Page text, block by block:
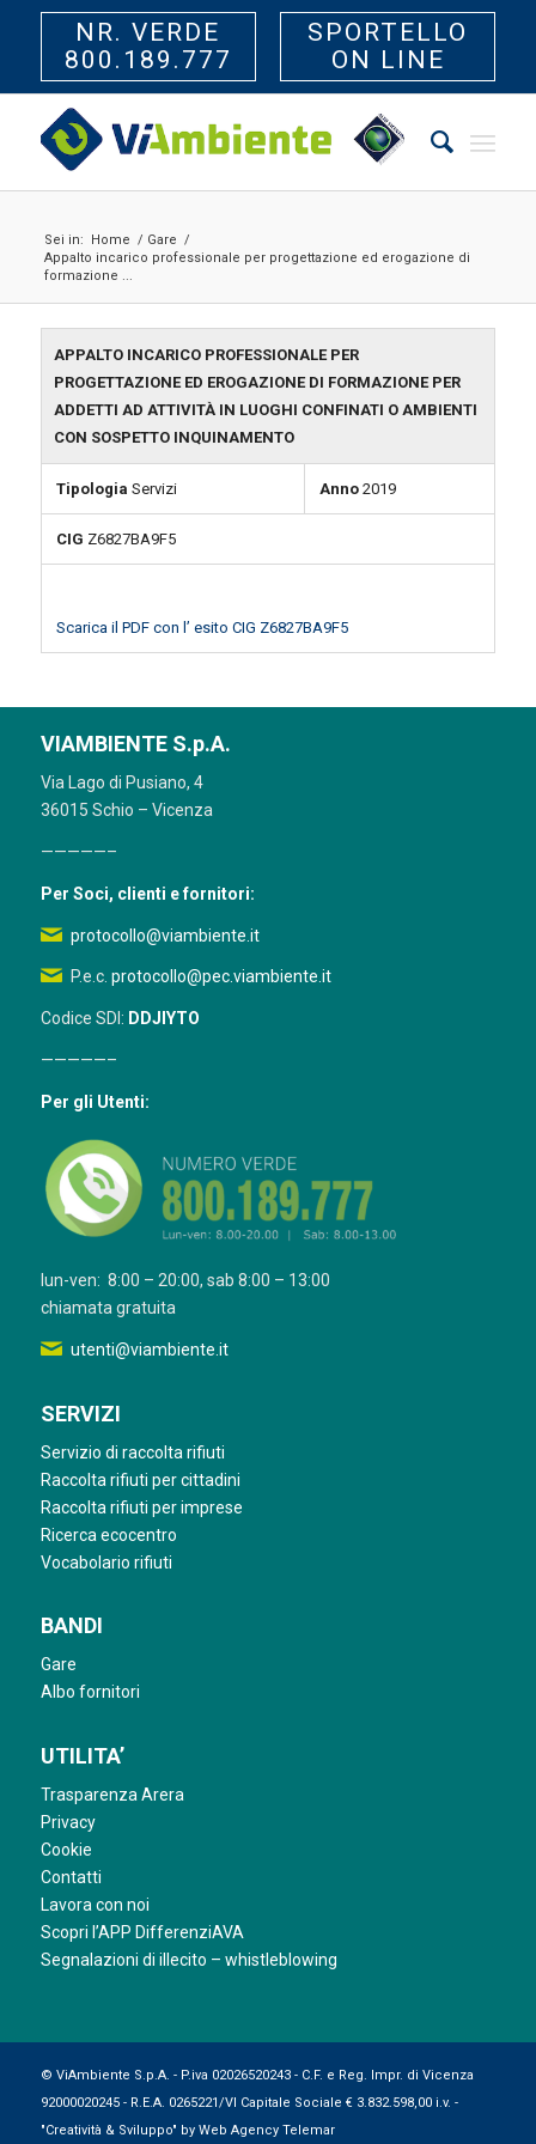
NR. VERDE
800.189.777
SPORTELLO
ON LINE
Sei in: Home / Gare /
Appalto incarico professionale per progettazione ed erogazione di
formazione ...
APPALTO INCARICO PROFESSIONALE PER
PROGETTAZIONE ED EROGAZIONE DI FORMAZIONE PER
ADDETTI AD ATTIVITÀ IN LUOGHI CONFINATI O AMBIENTI
CON SOSPETTO INQUINAMENTO
Tipologia Servizi Anno2019
CIG Z6827BA9F5
Scarica il PDF con l’ esito CIG Z6827BA9F5
VIAMBIENTE S.p.A.
Via Lago di Pusiano, 4
36015 Schio – Vicenza
—————–
Per Soci, clienti e fornitori:
protocollo@viambiente.it
P.e.c. protocollo@pec.viambiente.it
Codice SDI: DDJIYTO
—————–
Per gli Utenti:
lun-ven: 8:00 – 20:00, sab 8:00 – 13:00
chiamata gratuita
utenti@viambiente.it
SERVIZI
Servizio di raccolta rifiuti
Raccolta rifiuti per cittadini
Raccolta rifiuti per imprese
Ricerca ecocentro
Vocabolario rifiuti
BANDI
Gare
Albo fornitori
UTILITA’
Trasparenza Arera
Privacy
Cookie
Contatti
Lavora con noi
Scopri l’APP DifferenziAVA
Segnalazioni di illecito – whistleblowing
© ViAmbiente S.p.A. - P.iva 02026520243 - C.F. e Reg. Impr. di Vicenza
92000020245 - R.E.A. 0265221/VI Capitale Sociale € 3.832.598,00 i.v. -
"Creatività & Sviluppo" by Web Agency Telemar